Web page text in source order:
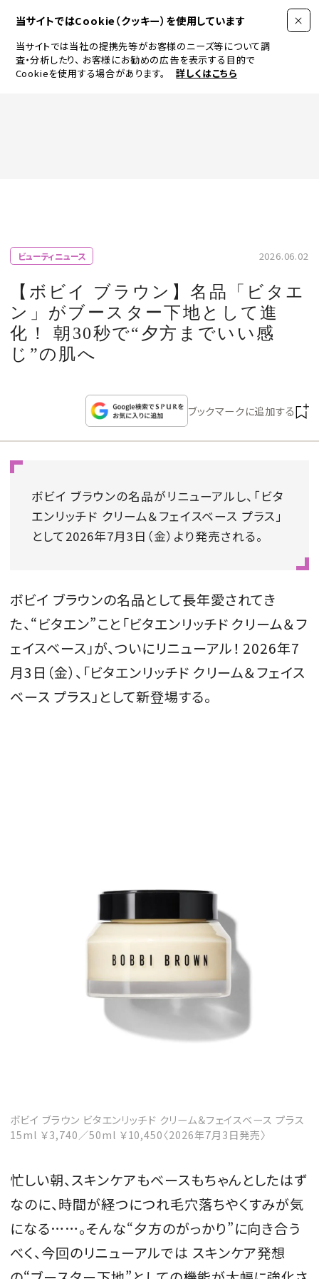
当サイトではCookie（クッキー）を使用しています
当サイトでは当社の提携先等がお客様のニーズ等について調
査・分析したり、 お客様にお勧めの広告を表示する目的で
Cookieを使用する場合があります。
詳しくはこちら
JEWELRY & WATCH
LIFESTYLE
CULTURE
COLLECTION
WEDDING
FORTUNE
SDGs
会員登録
Log in or Sign up
MAGAZINE
2026-07-23発売
最新号を試し読み
ビューティニュース 2026.06.02
【ボビイ ブラウン】名品「ビタエ
ン」がブースター下地として進
化！ 朝30秒で“夕方までいい感
じ”の肌へ
ブックマークに追加する
ボビイ ブラウンの名品がリニューアルし、「ビタ
エンリッチド クリーム＆フェイスベース プラス」
として2026年7月3日（金）より発売される。
ボビイ ブラウンの名品として長年愛されてき
た、“ビタエン”こと「ビタエンリッチド クリーム＆フ
ェイスベース」が、ついにリニューアル！ 2026年7
月3日（金）、「ビタエンリッチド クリーム＆フェイス
ベース プラス」として新登場する。
ボビイ ブラウン ビタエンリッチド クリーム＆フェイスベース プラス
15ml ￥3,740／50ml ￥10,450〈2026年7月3日発売〉
忙しい朝、スキンケアもベースもちゃんとしたはず
なのに、時間が経つにつれ毛穴落ちやくすみが気
になる……。そんな“夕方のがっかり”に向き合う
べく、今回のリニューアルでは スキンケア発想